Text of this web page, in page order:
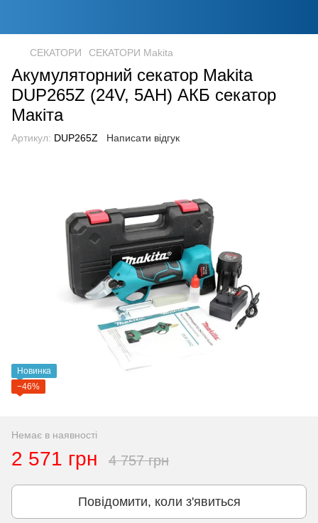
СЕКАТОРИ СЕКАТОРИ Makita
Акумуляторний секатор Makita
DUP265Z (24V, 5AH) АКБ секатор
Макіта
Артикул: DUP265Z Написати відгук
Новинка
−46%
Немає в наявності
2 571 грн 4 757 грн
Повідомити, коли з'явиться